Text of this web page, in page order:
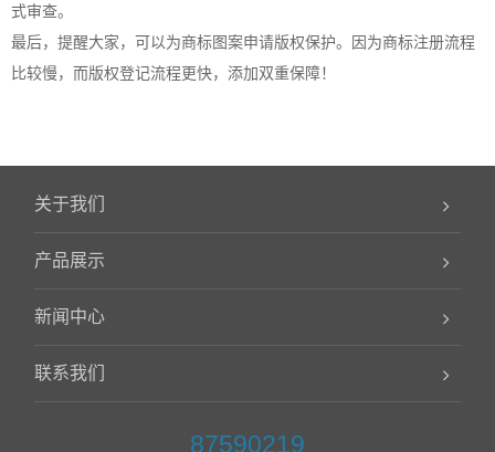
式审查。
最后，提醒大家，可以为商标图案申请版权保护。因为商标注册流程
比较慢，而版权登记流程更快，添加双重保障！
关于我们
产品展示
新闻中心
联系我们
87590219